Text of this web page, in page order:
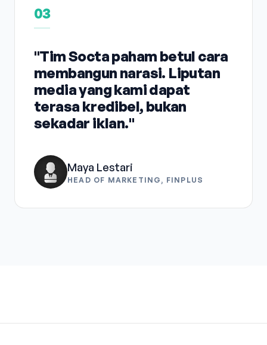
03
"Tim Socta paham betul cara
membangun narasi. Liputan
media yang kami dapat
terasa kredibel, bukan
sekadar iklan."
Maya Lestari
HEAD OF MARKETING, FINPLUS